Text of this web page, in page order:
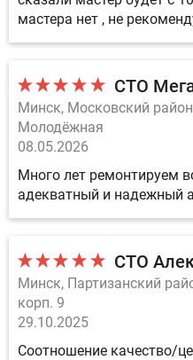
мастера нет , не
СТО
Минск, Московский
Молодёжная
08.05.2026
Много лет ремонтируем
адекватный и надежный
СТО
Минск, Партизанский
корп. 9
29.10.2025
Соотношение качество/